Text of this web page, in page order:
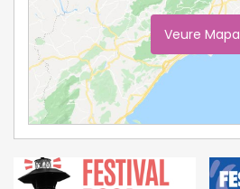
Veure Mapa